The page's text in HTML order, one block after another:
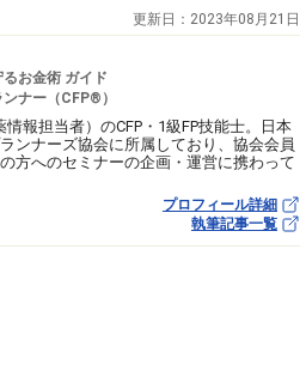
更新日： 2023年08月21日
お金術 ガイド
ナー（CFP®）
情報担当者）のCFP・1級FP技能士。日本
ンナーズ協会に所属しており、協会会員
方へのセミナーの企画・運営に携わって
プロフィール詳細
執筆記事一覧